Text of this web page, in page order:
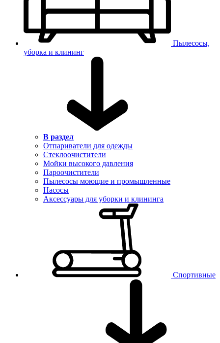
Пылесосы,
уборка и клининг
В раздел
Отпариватели для одежды
Стеклоочистители
Мойки высокого давления
Пароочистители
Пылесосы моющие и промышленные
Насосы
Аксессуары для уборки и клининга
Спортивные